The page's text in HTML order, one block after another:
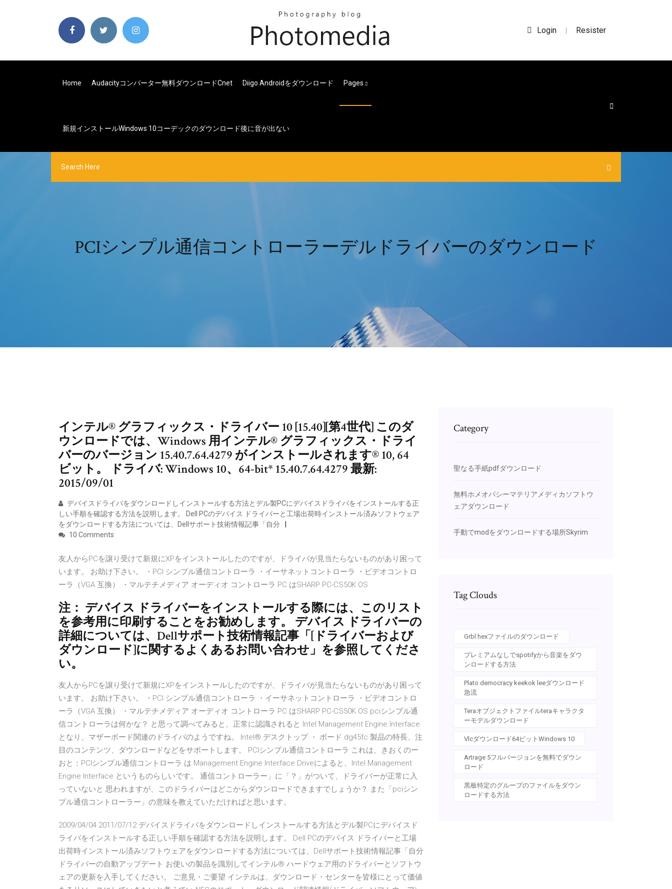
Login | Resister
Home Audacityコンバーター無料ダウンロードcnet Diigo Androidをダウンロード Pages
新規インストールWindows 10コーデックのダウンロード後に音が出ない
PCIシンプル通信コントローラーデルドライバーのダウンロード
インテル® グラフィックス・ドライバー 10 [15.40][第4世代] このダ
ウンロードでは、Windows 用インテル® グラフィックス・ドライ
バーのバージョン 15.40.7.64.4279 がインストールされます® 10, 64
ビット。 ドライバ: Windows 10、64-bit* 15.40.7.64.4279 最新:
2015/09/01
デバイスドライバをダウンロードしインストールする方法とデル製PCにデバイスドライバをインストールする正
しい手順を確認する方法を説明します。 Dell PCのデバイス ドライバーと工場出荷時インストール済みソフトウェア
をダウンロードする方法については、Dellサポート技術情報記事「自分
10 Comments
友人からPCを譲り受けて新規にXPをインストールしたのですが、ドライバが見当たらないものがあり困って
います。 お助け下さい。 ・PCI シンプル通信コントローラ ・イーサネットコントローラ ・ビデオコントロ
ーラ（VGA 互換） ・マルテチメディア オーディオ コントローラ PC はSHARP PC-CS50K OS
注： デバイス ドライバーをインストールする際には、このリスト
を参考用に印刷することをお勧めします。 デバイス ドライバーの
詳細については、Dellサポート技術情報記事「[ドライバーおよび
ダウンロード]に関するよくあるお問い合わせ」を参照してくださ
い。
友人からPCを譲り受けて新規にXPをインストールしたのですが、ドライバが見当たらないものがあり困って
います。 お助け下さい。 ・PCI シンプル通信コントローラ ・イーサネットコントローラ ・ビデオコントロ
ーラ（VGA 互換） ・マルテチメディア オーディオ コントローラ PC はSHARP PC-CS50K OS pciシンプル通
信コントローラは何かな？ と思って調べてみると、正常に認識されると Intel Management Engine Interface
となり、マザーボード関連のドライバのようですね。 Intel® デスクトップ ・ ボード dg45fc 製品の特長、注
目のコンテンツ、ダウンロードなどをサポートします。 PCIシンプル通信コントローラ これは、きおくのー
おと：PCIシンプル通信コントローラ は Management Engine Interface Driveによると、Intel Management
Engine Interface というものらしいです。 通信コントローラー」に「？」がついて、ドライバーが正常に入
っていないと 思われますが、このドライバーはどこからダウンロードできますでしょうか？ また「pciシン
プル通信コントローラー」の意味を教えていただければと思います。
2009/04/04 2011/07/12 デバイスドライバをダウンロードしインストールする方法とデル製PCにデバイスド
ライバをインストールする正しい手順を確認する方法を説明します。 Dell PCのデバイス ドライバーと工場
出荷時インストール済みソフトウェアをダウンロードする方法については、Dellサポート技術情報記事「自分
ドライバーの自動アップデート お使いの製品を識別してインテル® ハードウェア用のドライバーとソフトウ
ェアの更新を入手してください。 ご意見・ご要望 インテルは、ダウンロード・センターを皆様にとって価値
Category
聖なる手紙pdfダウンロード
無料ホメオパシーマテリアメディカソフトウ
ェアダウンロード
手動でmodをダウンロードする場所Skyrim
Tag Clouds
Grbl hexファイルのダウンロード
プレミアムなしでspotifyから音楽をダウ
ンロードする方法
Plato democracy keekok leeダウンロード
急流
Teraオブジェクトファイルteraキャラクタ
ーモデルダウンロード
Vlcダウンロード64ビットWindows 10
Artrage 5フルバージョンを無料でダウン
ロード
黒板特定のグループのファイルをダウン
ロードする方法